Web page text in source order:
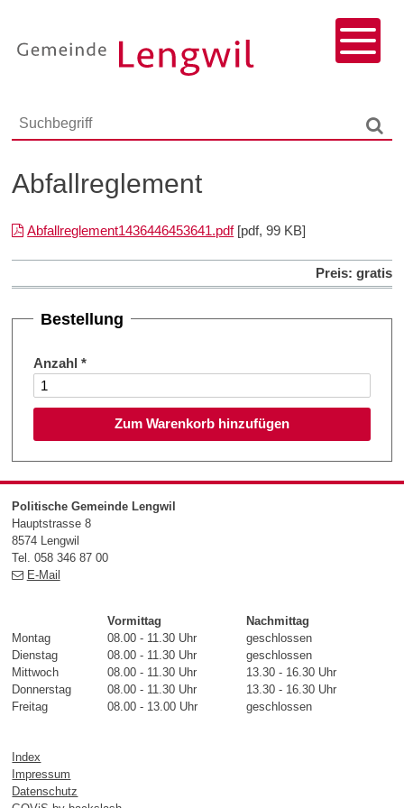
Responsivenavigation
Menu
Suchbegriff
Abfallreglement
Abfallreglement1436446453641.pdf[pdf, 99 KB]
Preis: gratis
Bestellung
Anzahl *
Zum Warenkorb hinzufügen
Footer
Politische Gemeinde Lengwil
Hauptstrasse 8
8574 Lengwil
Tel. 058 346 87 00
E-Mail
Vormittag
Nachmittag
Montag
08.00 - 11.30 Uhr
geschlossen
Dienstag
08.00 - 11.30 Uhr
geschlossen
Mittwoch
08.00 - 11.30 Uhr
13.30 - 16.30 Uhr
Donnerstag
08.00 - 11.30 Uhr
13.30 - 16.30 Uhr
Freitag
08.00 - 13.00 Uhr geschlossen
Index
Impressum
Datenschutz